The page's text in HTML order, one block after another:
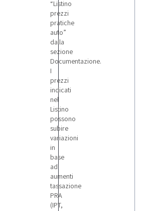
“Listino
prezzi
pratiche
auto”
dalla
sezione
Documentazione.
I
prezzi
indicati
nel
Listino
possono
subire
variazioni
in
base
ad
aumenti
tassazione
PRA
(IPT,